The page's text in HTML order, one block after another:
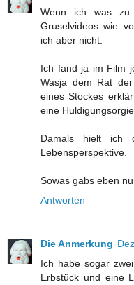
Wenn ich was zu
Gruselvideos wie
ich aber nicht.
Ich fand ja im Film
Wasja dem Rat
eines Stockes
eine
Damals hielt ich
Lebensperspektive.
Sowas gabs eben
Antworten
Die Anmerkung
Ich habe sogar
Erbstück und eine